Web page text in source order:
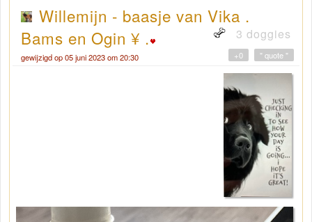
Willemijn - baasje van Vika .
Bams en Ogin ¥ .
3 doggies
gewijzigd op 05 juni 2023 om 20:30 " quote "
+0